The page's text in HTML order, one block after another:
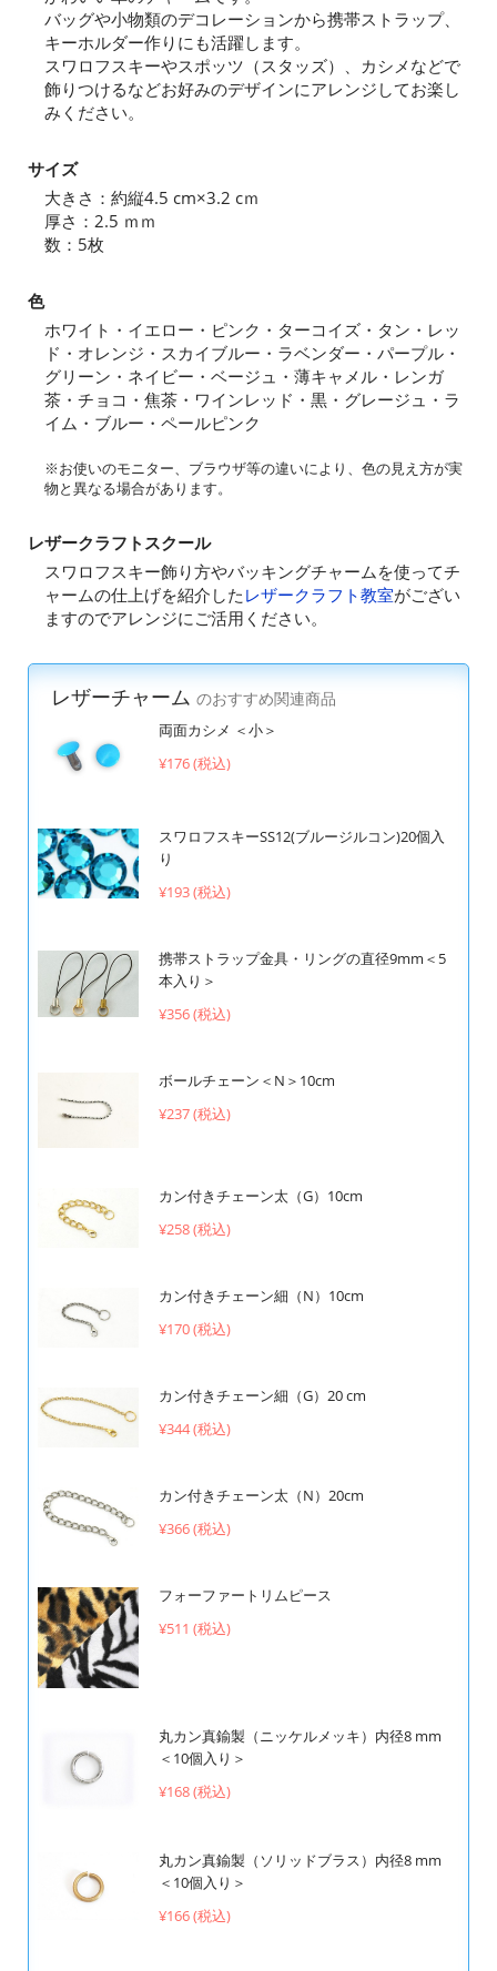
バッグや小物類のデコレーションから携帯ストラップ、
キーホルダー作りにも活躍します。
スワロフスキーやスポッツ（スタッズ）、カシメなどで
飾りつけるなどお好みのデザインにアレンジしてお楽し
みください。
サイズ
大きさ：約縦4.5 cm×3.2 cｍ
厚さ：2.5 ｍｍ
数：5枚
色
ホワイト・イエロー・ピンク・ターコイズ・タン・レッ
ド・オレンジ・スカイブルー・ラベンダー・パープル・
グリーン・ネイビー・ベージュ・薄キャメル・レンガ
茶・チョコ・焦茶・ワインレッド・黒・グレージュ・ラ
イム・ブルー・ペールピンク
※お使いのモニター、ブラウザ等の違いにより、色の見え方が実
物と異なる場合があります。
レザークラフトスクール
スワロフスキー飾り方やバッキングチャームを使ってチ
ャームの仕上げを紹介した レザークラフト教室がござい
ますのでアレンジにご活用ください。
レザーチャーム のおすすめ関連商品
両面カシメ ＜小＞
¥176 (税込)
スワロフスキーSS12(ブルージルコン)20個入
り
¥193 (税込)
携帯ストラップ金具・リングの直径9mm＜5
本入り＞
¥356 (税込)
ボールチェーン＜N＞10cm
¥237 (税込)
カン付きチェーン太（G）10cm
¥258 (税込)
カン付きチェーン細（N）10cm
¥170 (税込)
カン付きチェーン細（G）20 cm
¥344 (税込)
カン付きチェーン太（N）20cm
¥366 (税込)
フォーファートリムピース
¥511 (税込)
丸カン真鍮製（ニッケルメッキ）内径8 mm
＜10個入り＞
¥168 (税込)
丸カン真鍮製（ソリッドブラス）内径8 mm
＜10個入り＞
¥166 (税込)